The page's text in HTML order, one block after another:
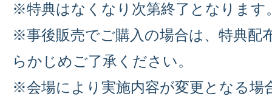
※特典はなくなり次第終了となります
※事後販売でご購入の場合は、特典配
らかじめご了承ください。
※会場により実施内容が変更となる場